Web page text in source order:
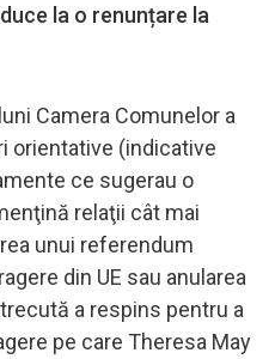
la o renunțare la
Camera Comunelor a
orientative (indicative
ce sugerau o
relaţii cât mai
unui referendum
din UE sau anularea
a respins pentru a
pe care Theresa May